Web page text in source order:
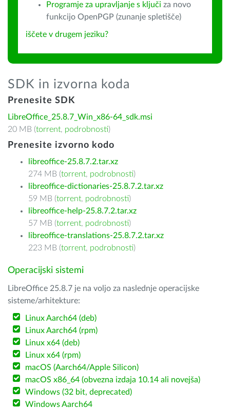
Programje za upravljanje s ključi za novo
funkcijo OpenPGP (zunanje spletišče)
iščete v drugem jeziku?
SDK in izvorna koda
Prenesite SDK
LibreOffice_25.8.7_Win_x86-64_sdk.msi
20 MB (torrent, podrobnosti)
Prenesite izvorno kodo
libreoffice-25.8.7.2.tar.xz
274 MB (torrent, podrobnosti)
libreoffice-dictionaries-25.8.7.2.tar.xz
59 MB (torrent, podrobnosti)
libreoffice-help-25.8.7.2.tar.xz
57 MB (torrent, podrobnosti)
libreoffice-translations-25.8.7.2.tar.xz
223 MB (torrent, podrobnosti)
Operacijski sistemi
LibreOffice 25.8.7 je na voljo za naslednje operacijske
sisteme/arhitekture:
Linux Aarch64 (deb)
Linux Aarch64 (rpm)
Linux x64 (deb)
Linux x64 (rpm)
macOS (Aarch64/Apple Silicon)
macOS x86_64 (obvezna izdaja 10.14 ali novejša)
Windows (32 bit, deprecated)
Windows Aarch64